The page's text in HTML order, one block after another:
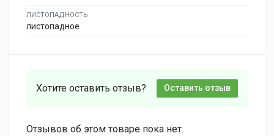
ЛИСТОПАДНОСТЬ
листопадное
Хотите оставить отзыв? Оставить отзыв
Отзывов об этом товаре пока нет.